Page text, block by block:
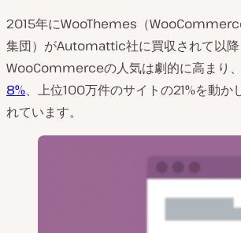
2015年にWooThemes（
集団）がAutomattic社に買収されて以降
WooCommerceの人気は劇的に高まり
8%、上位100万件のサイトの21%を動か
れています。